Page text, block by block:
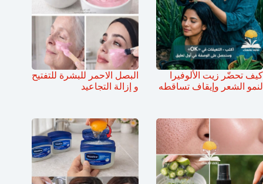
كيف تحضّر زيت الألوفيرا
لنمو الشعر وإيقاف تساقطه
البصل الاحمر للبشرة للتفتيح
و إزالة التجاعيد